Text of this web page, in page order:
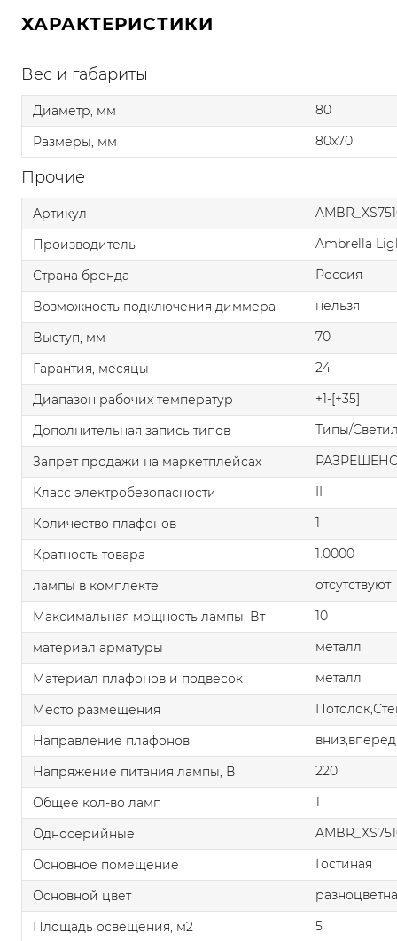
ХАРАКТЕРИСТИКИ
Вес и габариты
Диаметр, мм
80
Размеры, мм
80x70
Прочие
Артикул
Производитель
Ambrella
Страна бренда
Россия
Возможность подключения диммера
нельзя
Выступ, мм
70
Гарантия, месяцы
24
Диапазон рабочих температур
+1-[+35]
Дополнительная запись типов
Типы/
Запрет продажи на маркетплейсах
Класс электробезопасности
II
Количество плафонов
1
Кратность товара
1.0000
лампы в комплекте
отсутствуют
Максимальная мощность лампы, Вт
10
материал арматуры
металл
Материал плафонов и подвесок
металл
Место размещения
Направление плафонов
вниз,вперед
Напряжение питания лампы, В
220
Общее кол-во ламп
1
Односерийные
Основное помещение
Гостиная
Основной цвет
Площадь освещения, м2
5